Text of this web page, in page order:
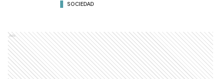
SOCIEDAD
Ads